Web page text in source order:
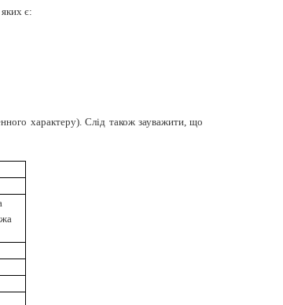
є:
характеру). Слід також зауважити, що